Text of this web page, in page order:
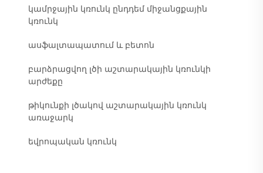
կամրջային կռունկ ընդդեմ միջանցքային
կռունկ
ասֆալտապատում և բետոն
բարձրացվող լծի աշտարակային կռունկի
արժեքը
թիկունքի լծակով աշտարակային կռունկ
առաջարկ
եվրոպական կռունկ